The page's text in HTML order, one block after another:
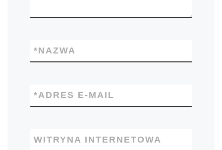
NAZWA
*
ADRES E-MAIL
*
WITRYNA INTERNETOWA